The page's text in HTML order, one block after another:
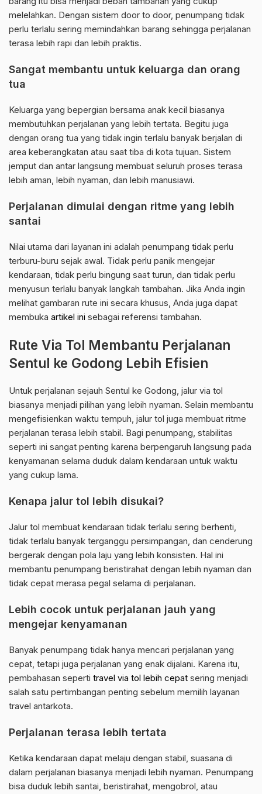
melelahkan. Dengan sistem door to door, penumpang tidak
perlu terlalu sering memindahkan barang sehingga perjalanan
terasa lebih rapi dan lebih praktis.
Sangat membantu untuk keluarga dan orang
tua
Keluarga yang bepergian bersama anak kecil biasanya
membutuhkan perjalanan yang lebih tertata. Begitu juga
dengan orang tua yang tidak ingin terlalu banyak berjalan di
area keberangkatan atau saat tiba di kota tujuan. Sistem
jemput dan antar langsung membuat seluruh proses terasa
lebih aman, lebih nyaman, dan lebih manusiawi.
Perjalanan dimulai dengan ritme yang lebih
santai
Nilai utama dari layanan ini adalah penumpang tidak perlu
terburu-buru sejak awal. Tidak perlu panik mengejar
kendaraan, tidak perlu bingung saat turun, dan tidak perlu
menyusun terlalu banyak langkah tambahan. Jika Anda ingin
melihat gambaran rute ini secara khusus, Anda juga dapat
membuka artikel ini sebagai referensi tambahan.
Rute Via Tol Membantu Perjalanan
Sentul ke Godong Lebih Efisien
Untuk perjalanan sejauh Sentul ke Godong, jalur via tol
biasanya menjadi pilihan yang lebih nyaman. Selain membantu
mengefisienkan waktu tempuh, jalur tol juga membuat ritme
perjalanan terasa lebih stabil. Bagi penumpang, stabilitas
seperti ini sangat penting karena berpengaruh langsung pada
kenyamanan selama duduk dalam kendaraan untuk waktu
yang cukup lama.
Kenapa jalur tol lebih disukai?
Jalur tol membuat kendaraan tidak terlalu sering berhenti,
tidak terlalu banyak terganggu persimpangan, dan cenderung
bergerak dengan pola laju yang lebih konsisten. Hal ini
membantu penumpang beristirahat dengan lebih nyaman dan
tidak cepat merasa pegal selama di perjalanan.
Lebih cocok untuk perjalanan jauh yang
mengejar kenyamanan
Banyak penumpang tidak hanya mencari perjalanan yang
cepat, tetapi juga perjalanan yang enak dijalani. Karena itu,
pembahasan seperti travel via tol lebih cepat sering menjadi
salah satu pertimbangan penting sebelum memilih layanan
travel antarkota.
Perjalanan terasa lebih tertata
Ketika kendaraan dapat melaju dengan stabil, suasana di
dalam perjalanan biasanya menjadi lebih nyaman. Penumpang
bisa duduk lebih santai, beristirahat, mengobrol, atau